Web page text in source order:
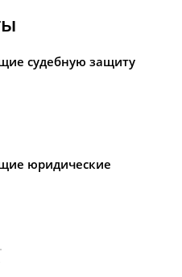
судебную защиту
юридические